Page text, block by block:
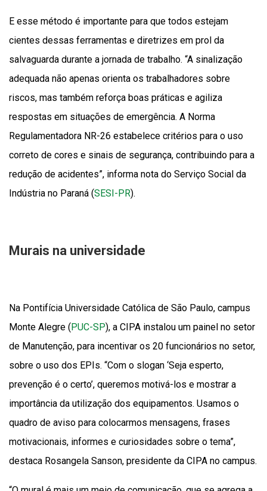
E esse método é importante para que todos estejam
cientes dessas ferramentas e diretrizes em prol da
salvaguarda durante a jornada de trabalho. “A sinalização
adequada não apenas orienta os trabalhadores sobre
riscos, mas também reforça boas práticas e agiliza
respostas em situações de emergência. A Norma
Regulamentadora NR-26 estabelece critérios para o uso
correto de cores e sinais de segurança, contribuindo para a
redução de acidentes”, informa nota do Serviço Social da
Indústria no Paraná (SESI-PR).
Murais na universidade
Na Pontifícia Universidade Católica de São Paulo, campus
Monte Alegre (PUC-SP), a CIPA instalou um painel no setor
de Manutenção, para incentivar os 20 funcionários no setor,
sobre o uso dos EPIs. “Com o slogan ‘Seja esperto,
prevenção é o certo’, queremos motivá-los e mostrar a
importância da utilização dos equipamentos. Usamos o
quadro de aviso para colocarmos mensagens, frases
motivacionais, informes e curiosidades sobre o tema”,
destaca Rosangela Sanson, presidente da CIPA no campus.